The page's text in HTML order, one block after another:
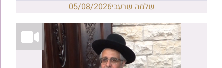
שלמה שרעבי05/08/2026